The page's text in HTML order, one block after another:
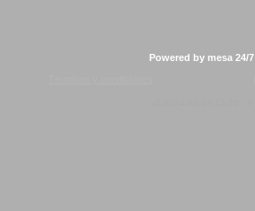
Powered by mesa 24/7